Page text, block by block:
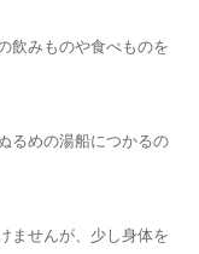
飲みものや食べものを
るめの湯船につかるの
ませんが、少し身体を